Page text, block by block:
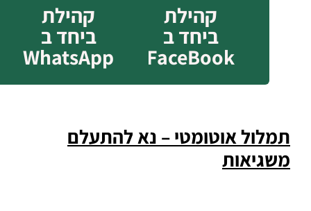
קהילת
ביחד ב
FaceBook
קהילת
ביחד ב
WhatsApp
תמלול אוטומטי – נא להתעלם
משגיאות